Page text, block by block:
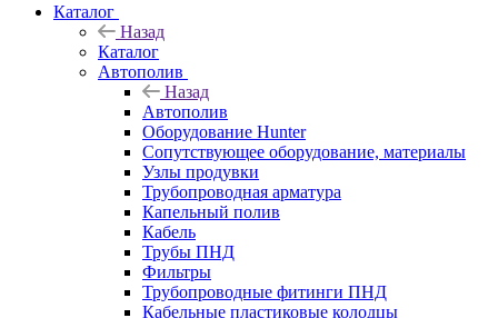
Каталог
Назад
Каталог
Автополив
Назад
Автополив
Оборудование Hunter
Сопутствующее оборудование, материалы
Узлы продувки
Трубопроводная арматура
Капельный полив
Кабель
Трубы ПНД
Фильтры
Трубопроводные фитинги ПНД
Кабельные пластиковые колодцы